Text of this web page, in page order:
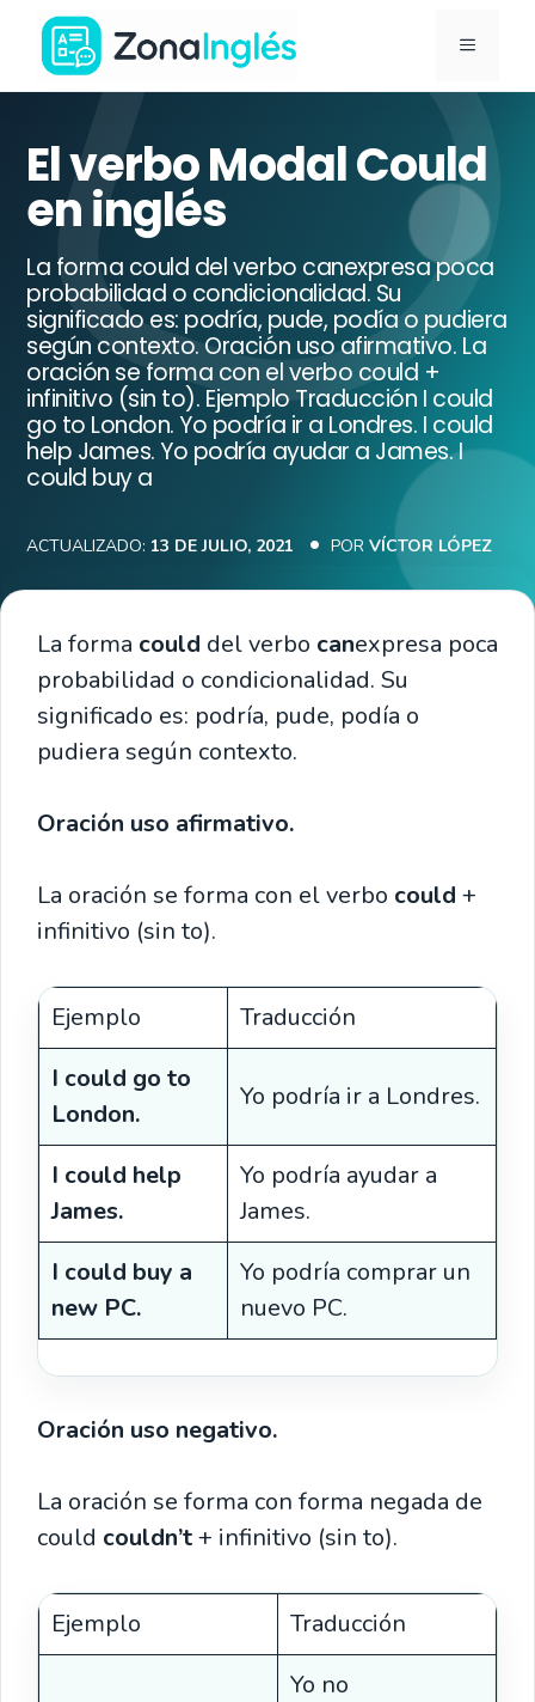
Saltar
contenido
Ir
la
portada
ZonaInglés
MENÚ
El verbo Modal Could
en inglés
La forma could del verbo canexpresa poca
probabilidad o condicionalidad. Su
significado es: podría, pude, podía o pudiera
según contexto. Oración uso afirmativo. La
oración se forma con el verbo could +
infinitivo (sin to). Ejemplo Traducción I could
go to London. Yo podría ir a Londres. I could
help James. Yo podría ayudar a James. I
could buy a
ACTUALIZADO: 13 DE JULIO, 2021 POR VÍCTOR LÓPEZ
La forma could del verbo canexpresa poca
probabilidad o condicionalidad. Su
significado es: podría, pude, podía o
pudiera según contexto.
Oración uso afirmativo.
La oración se forma con el verbo could +
infinitivo (sin to).
Ejemplo
Traducción
I could go to
London.
Yo podría ir a Londres.
I could help
James.
Yo podría ayudar a
James.
I could buy a
new PC.
Yo podría comprar un
nuevo PC.
Oración uso negativo.
La oración se forma con forma negada de
could couldn’t+ infinitivo (sin to).
Ejemplo Traducción
Yo no